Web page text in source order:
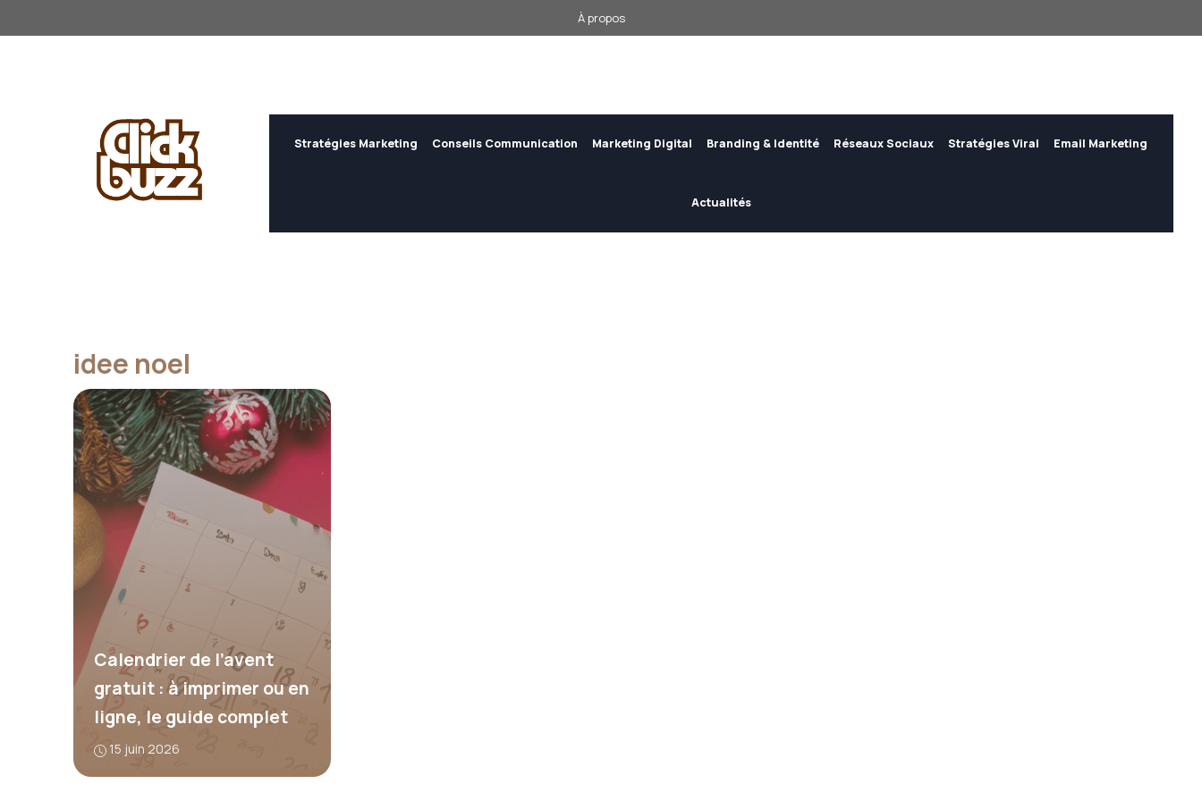
au
À propos
Stratégies Marketing Conseils Communication Marketing Digital Branding & Identité Réseaux Sociaux Stratégies Viral Email Marketing
Actualités
idee noel
Calendrier de l’avent
gratuit : à imprimer ou en
ligne, le guide complet
15 juin 2026